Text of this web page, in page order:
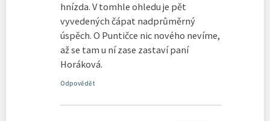
hnízda. V tomhle ohledu je pět
vyvedených čápat nadprůměrný
úspěch. O Puntičce nic nového nevíme,
až se tam u ní zase zastaví paní
Horáková.
Odpovědět